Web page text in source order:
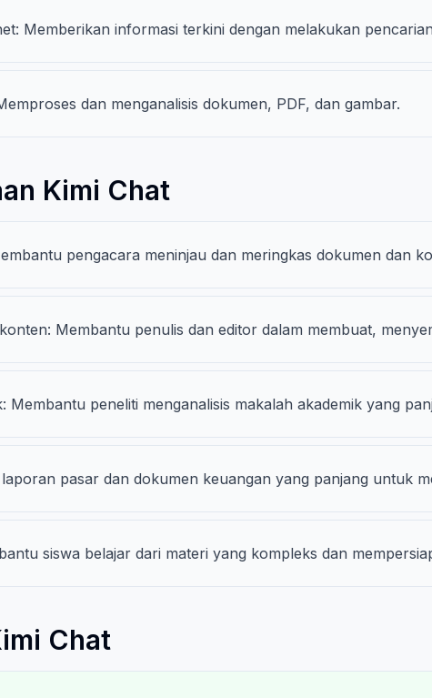
Memberikan informasi terkini dengan melakukan
dan menganalisis dokumen, PDF, dan gambar.
Kimi Chat
pengacara meninjau dan meringkas dokumen dan
Membantu penulis dan editor dalam membuat,
Membantu peneliti menganalisis makalah akademik yang
pasar dan dokumen keuangan yang panjang untuk
siswa belajar dari materi yang kompleks dan
Chat